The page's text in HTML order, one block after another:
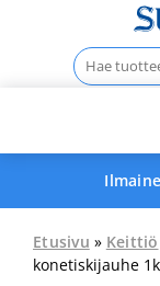
Haku:
Etusivu » Keittiö
konetiskijauhe